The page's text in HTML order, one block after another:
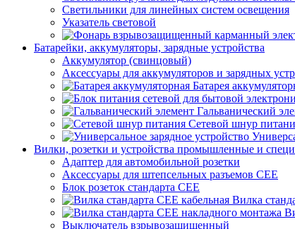
Светильники для линейных систем освещения
Указатель световой
Батарейки, аккумуляторы, зарядные устройства
Аккумулятор (свинцовый)
Аксессуары для аккумуляторов и зарядных
Батарея
Гальванический
Сетевой шнур
Вилки, розетки и устройства промышленные и
Адаптер для автомобильной розетки
Аксессуары для штепсельных разъемов CEE
Блок розеток стандарта CEE
Вилка
Выключатель взрывозащищенный